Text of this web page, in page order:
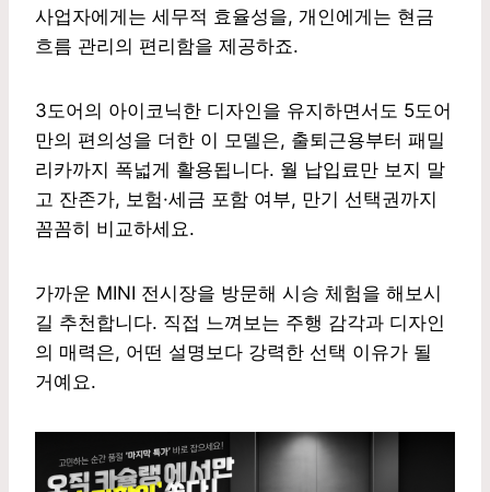
사업자에게는 세무적 효율성을, 개인에게는 현금
흐름 관리의 편리함을 제공하죠.
3도어의 아이코닉한 디자인을 유지하면서도 5도어
만의 편의성을 더한 이 모델은, 출퇴근용부터 패밀
리카까지 폭넓게 활용됩니다. 월 납입료만 보지 말
고 잔존가, 보험·세금 포함 여부, 만기 선택권까지
꼼꼼히 비교하세요.
가까운 MINI 전시장을 방문해 시승 체험을 해보시
길 추천합니다. 직접 느껴보는 주행 감각과 디자인
의 매력은, 어떤 설명보다 강력한 선택 이유가 될
거예요.